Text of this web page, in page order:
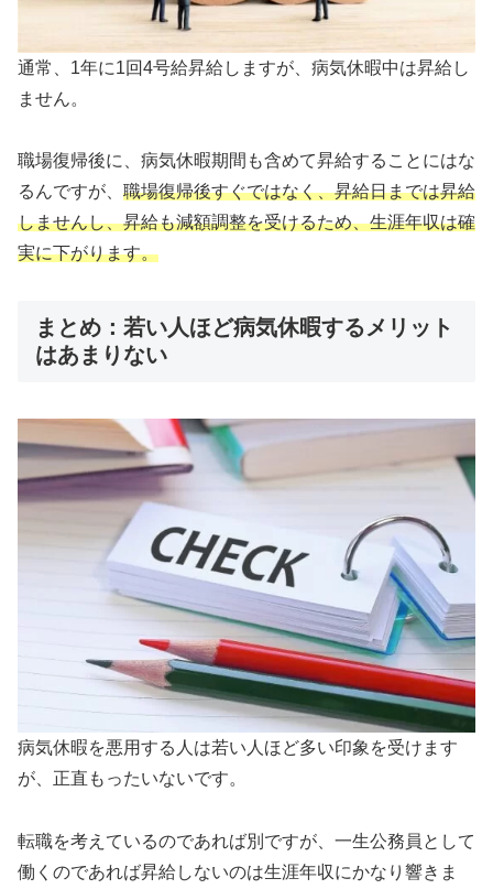
通常、1年に1回4号給昇給しますが、病気休暇中は昇給し
ません。
職場復帰後に、病気休暇期間も含めて昇給することにはな
るんですが、 職場復帰後すぐではなく、昇給日までは昇給
しませんし、昇給も減額調整を受けるため、生涯年収は確
実に下がります。
まとめ：若い人ほど病気休暇するメリット
はあまりない
病気休暇を悪用する人は若い人ほど多い印象を受けます
が、正直もったいないです。
転職を考えているのであれば別ですが、一生公務員として
働くのであれば昇給しないのは生涯年収にかなり響きま